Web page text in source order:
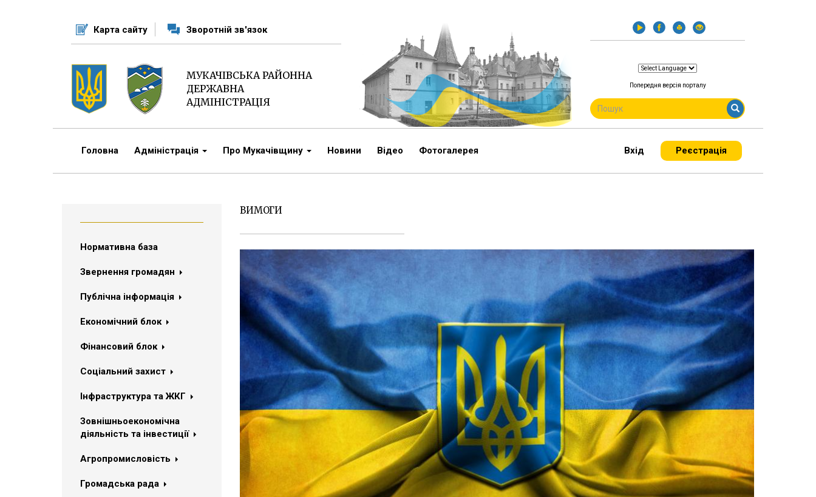
Карта сайту Зворотній зв'язок
МУКАЧІВСЬКА РАЙОННА
ДЕРЖАВНА
АДМІНІСТРАЦІЯ
Попередня версія порталу
ПОШУКОВА
ФОРМА
Пошук
Вхід
Реєстрація
Головна Адміністрація Про Мукачівщину Новини Відео Фотогалерея
Нормативна база
Звернення громадян
Публічна інформація
Економічний блок
Фінансовий блок
Соціальний захист
Інфраструктура та ЖКГ
Зовнішньоекономічна
діяльність та інвестиції
Агропромисловість
Громадська рада
ВИМОГИ